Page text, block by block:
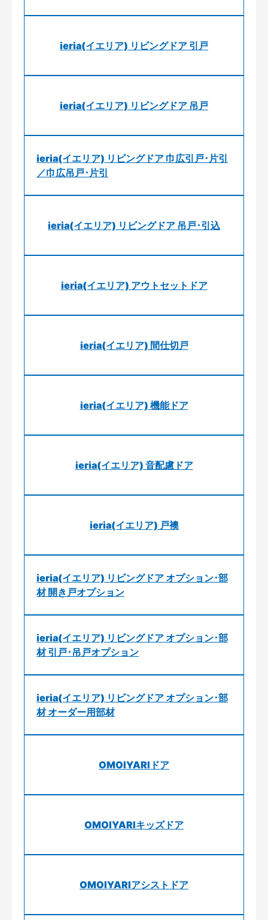
ieria(イエリア) リビングドア 引戸
ieria(イエリア) リビングドア 吊戸
ieria(イエリア) リビングドア 巾広引戸･片引
／巾広吊戸･片引
ieria(イエリア) リビングドア 吊戸･引込
ieria(イエリア) アウトセットドア
ieria(イエリア) 間仕切戸
ieria(イエリア) 機能ドア
ieria(イエリア) 音配慮ドア
ieria(イエリア) 戸襖
ieria(イエリア) リビングドア オプション･部
材 開き戸オプション
ieria(イエリア) リビングドア オプション･部
材 引戸･吊戸オプション
ieria(イエリア) リビングドア オプション･部
材 オーダー用部材
OMOIYARIドア
OMOIYARIキッズドア
OMOIYARIアシストドア